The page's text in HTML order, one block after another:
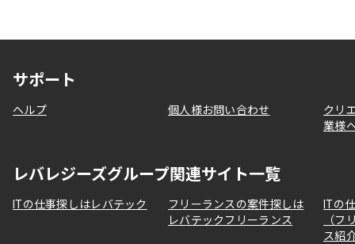
サポート
ヘルプ 個人様お問い合わせ
クリ
業様
レバレジーズグループ関連サイト一覧
ITの仕事探しはレバテック
フリーランスの案件探しは
レバテックフリーランス
ITの
（フ
ス紹